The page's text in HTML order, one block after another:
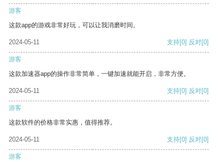
游客
这款app的游戏非常好玩，可以让我消磨时间。
2024-05-11 支持[0] 反对[0]
游客
这款加速器app的操作非常简单，一键加速就能开启，非常方便。
2024-05-11 支持[0] 反对[0]
游客
这款软件的价格非常实惠，值得推荐。
2024-05-11 支持[0] 反对[0]
游客